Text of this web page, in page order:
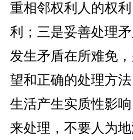
重相邻权利人的权
利；三是妥善处理
发生矛盾在所难免
望和正确的处理方
生活产生实质性影
来处理，不要人为